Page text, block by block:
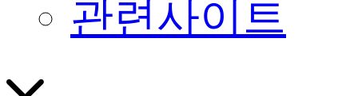
관련사이트